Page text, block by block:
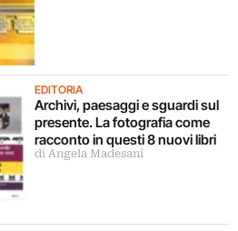
EDITORIA
Archivi, paesaggi e sguardi sul
presente. La fotografia come
racconto in questi 8 nuovi libri
di Angela Madesani